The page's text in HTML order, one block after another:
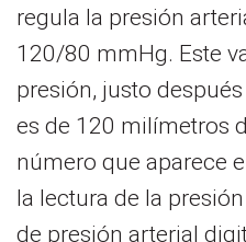
regula la presión
120/80 mmHg. Este
presión, justo
es de 120 milímetros
número que aparece
la lectura de la
de presión arterial